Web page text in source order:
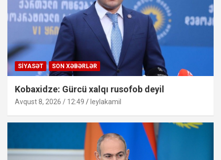
SIYASƏT SON XƏBƏRLƏR
Kobaxidze: Gürcü xalqı rusofob deyil
Avqust 8, 2026 / 12:49 leylakamil